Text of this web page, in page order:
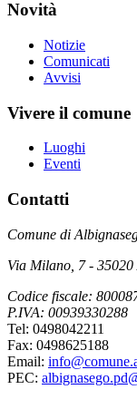
Novità
Notizie
Comunicati
Avvisi
Vivere il comune
Luoghi
Eventi
Contatti
Comune di
Via Milano, 7 -
Codice fiscale:
P.IVA: 00939330288
Tel: 0498042211
Fax: 0498625188
Email:
PEC: